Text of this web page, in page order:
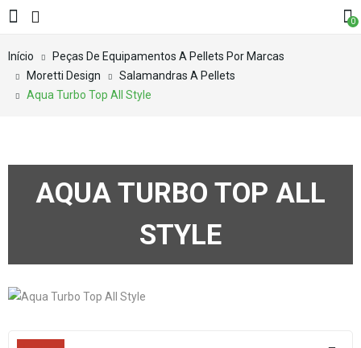
0
Início
Peças De Equipamentos A Pellets Por Marcas
Moretti Design
Salamandras A Pellets
Aqua Turbo Top All Style
AQUA TURBO TOP ALL
STYLE